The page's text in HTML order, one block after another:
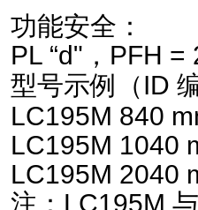
功能安全 ‌：
PL “d"，PFH =
型号示例（ID
LC195M 840
LC195M 1040
LC195M 2040
注：LC195M